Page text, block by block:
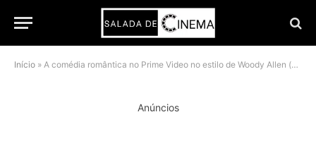
Início » A comédia romântica no Prime Video no estilo de Woody Allen (mas com a genialidade de Greta Gerwig)
Anúncios